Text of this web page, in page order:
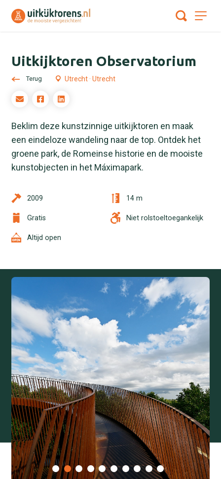
Uitkijktoren Observatorium
Terug Utrecht · Utrecht
Beklim deze kunstzinnige uitkijktoren en maak
een eindeloze wandeling naar de top. Ontdek het
groene park, de Romeinse historie en de mooiste
kunstobjecten in het Máximapark.
2009 14 m
Gratis Niet rolstoeltoegankelijk
Altijd open